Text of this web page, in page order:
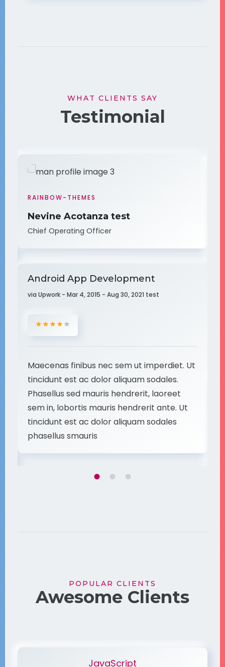
WHAT CLIENTS SAY
Testimonial
RAINBOW-THEMES
Nevine Acotanza test
Chief Operating Officer
Android App Development
via Upwork - Mar 4, 2015 - Aug 30, 2021 test
Maecenas finibus nec sem ut imperdiet. Ut
tincidunt est ac dolor aliquam sodales.
Phasellus sed mauris hendrerit, laoreet
sem in, lobortis mauris hendrerit ante. Ut
tincidunt est ac dolor aliquam sodales
phasellus smauris
POPULAR CLIENTS
Awesome Clients
JavaScript